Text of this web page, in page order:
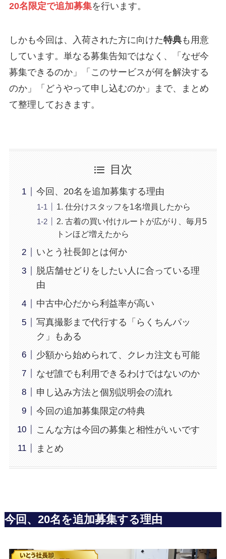
20名限定で追加募集を行います。
しかも今回は、入荷された方に向けた特典も用意
しています。単なる募集告知ではなく、「なぜ今
募集できるのか」「このサービスが何を解決する
のか」「どうやって申し込むのか」まで、まとめ
て整理しておきます。
目次
今回、20名を追加募集する理由
1. 仕分けスタッフを1名増員したから
2. 古着の買い付けルートが広がり、毎月5
トンほど増えたから
いとう社長卸とは何か
脱店舗せどりをしたい人に合っている理
由
中古中心だから利益率が高い
写真撮影まで代行する「らくちんパッ
ク」もある
少額から始められて、クレカ注文も可能
なぜ誰でも利用できるわけではないのか
申し込み方法と個別説明会の流れ
今回の追加募集限定の特典
こんな方は今回の募集と相性がいいです
まとめ
今回、20名を追加募集する理由